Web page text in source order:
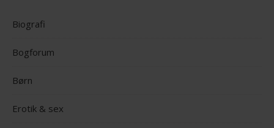
Biografi
Bogforum
Børn
Erotik & sex